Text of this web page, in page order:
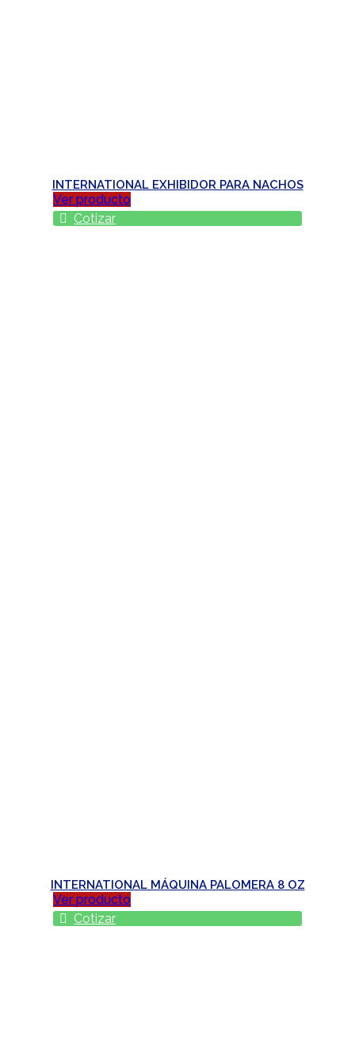
INTERNATIONAL EXHIBIDOR PARA NACHOS
Ver producto
Cotizar
INTERNATIONAL MÁQUINA PALOMERA 8 OZ
Ver producto
Cotizar